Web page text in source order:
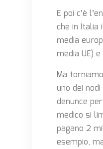
E poi c’è
che in Italia
media
media UE)
Ma
uno dei
denunce
medico si
pagano 2
esempio,